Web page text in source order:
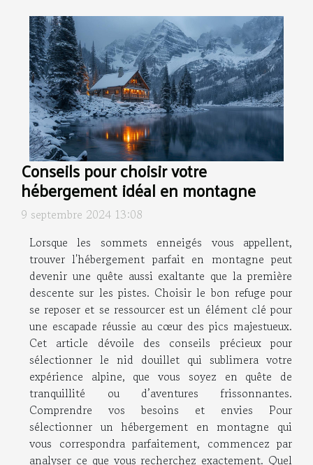
Conseils pour choisir votre
hébergement idéal en montagne
9 septembre 2024 13:08
Lorsque les sommets enneigés vous appellent,
trouver l'hébergement parfait en montagne peut
devenir une quête aussi exaltante que la première
descente sur les pistes. Choisir le bon refuge pour
se reposer et se ressourcer est un élément clé pour
une escapade réussie au cœur des pics majestueux.
Cet article dévoile des conseils précieux pour
sélectionner le nid douillet qui sublimera votre
expérience alpine, que vous soyez en quête de
tranquillité ou d’aventures frissonnantes.
Comprendre vos besoins et envies Pour
sélectionner un hébergement en montagne qui
vous correspondra parfaitement, commencez par
analyser ce que vous recherchez exactement. Quel